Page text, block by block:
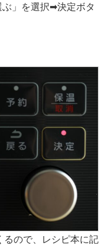
」を選択➡決定ボタ
るので、レシピ本に記